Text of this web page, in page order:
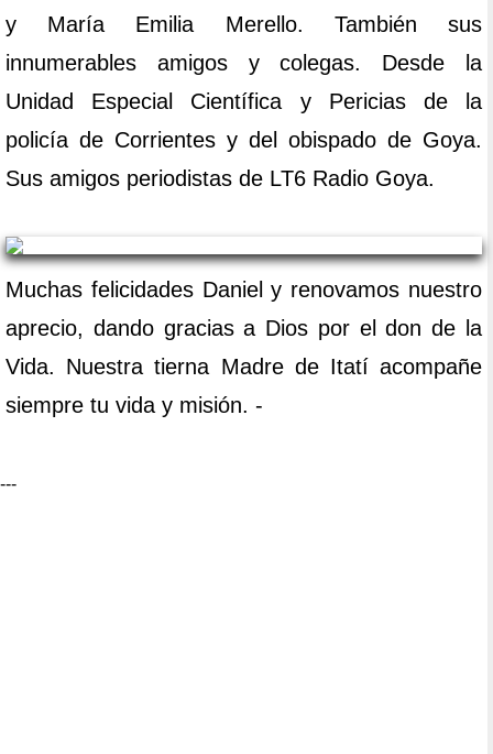
y María Emilia Merello. También sus
innumerables amigos y colegas. Desde la
Unidad Especial Científica y Pericias de la
policía de Corrientes y del obispado de Goya.
Sus amigos periodistas de LT6 Radio Goya.
Muchas felicidades Daniel y renovamos nuestro
aprecio, dando gracias a Dios por el don de la
Vida. Nuestra tierna Madre de Itatí acompañe
siempre tu vida y misión. -
---